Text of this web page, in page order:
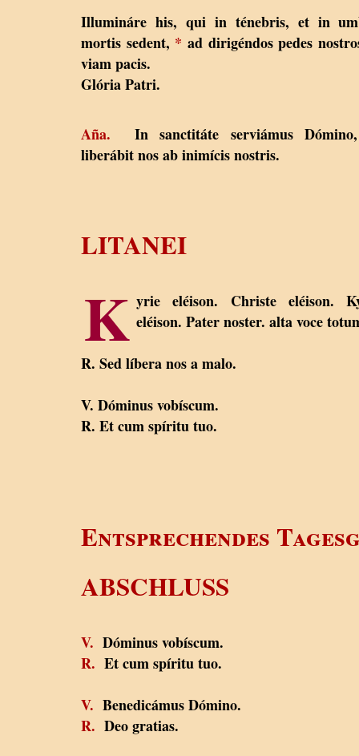
Illumináre his, qui in ténebris, et in
mortis sedent, * ad dirigéndos pedes
viam pacis.
Glória Patri.
Aña. In sanctitáte serviámus
liberábit nos ab inimícis nostris.
LITANEI
K yrie eléison. Christe eléison.
eléison. Pater noster. alta voce
R. Sed líbera nos a malo.
V. Dóminus vobíscum.
R. Et cum spíritu tuo.
Entsprechendes
ABSCHLUSS
V. Dóminus vobíscum.
R. Et cum spíritu tuo.
V. Benedicámus Dómino.
R. Deo gratias.